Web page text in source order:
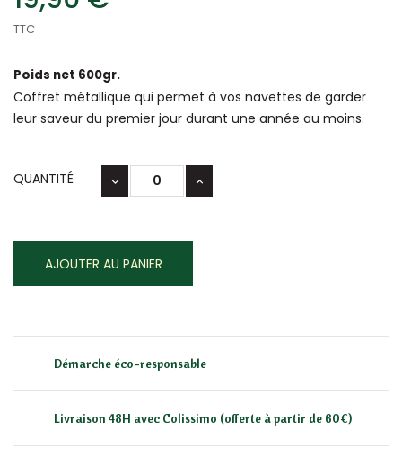
TTC
Poids net 600gr.
Coffret métallique qui permet à vos navettes de garder
leur saveur du premier jour durant une année au moins.
QUANTITÉ
AJOUTER AU PANIER
Démarche éco-responsable
Livraison 48H avec Colissimo (offerte à partir de 60€)